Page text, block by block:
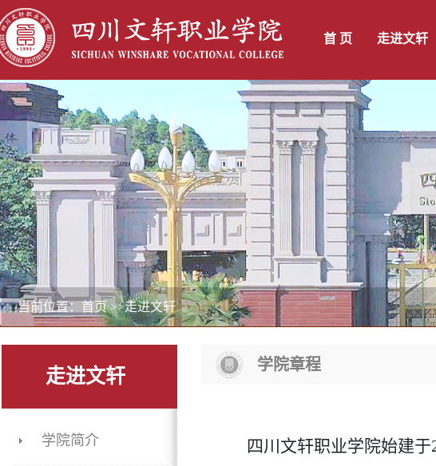
走进文轩
学院简介
学院章程
四川文轩职业学院始建于
当前位置：首页>>走进文轩
首 页 走进文轩